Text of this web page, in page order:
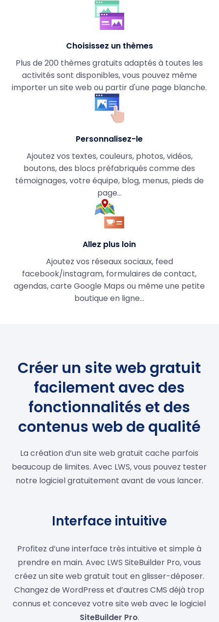
Choisissez un thèmes
Plus de 200 thèmes gratuits adaptés à toutes les
activités sont disponibles, vous pouvez même
importer un site web ou partir d'une page blanche.
Personnalisez-le
Ajoutez vos textes, couleurs, photos, vidéos,
boutons, des blocs préfabriqués comme des
témoignages, votre équipe, blog, menus, pieds de
page…
Allez plus loin
Ajoutez vos réseaux sociaux, feed
facebook/instagram, formulaires de contact,
agendas, carte Google Maps ou même une petite
boutique en ligne...
Créer un site web gratuit
facilement avec des
fonctionnalités et des
contenus web de qualité
La création d’un site web gratuit cache parfois
beaucoup de limites. Avec LWS, vous pouvez tester
notre logiciel gratuitement avant de vous lancer.
Interface intuitive
Profitez d’une interface très intuitive et simple à
prendre en main. Avec LWS SiteBuilder Pro, vous
créez un site web gratuit tout en glisser-déposer.
Changez de WordPress et d’autres CMS déjà trop
connus et concevez votre site web avec le logiciel
SiteBuilder Pro.